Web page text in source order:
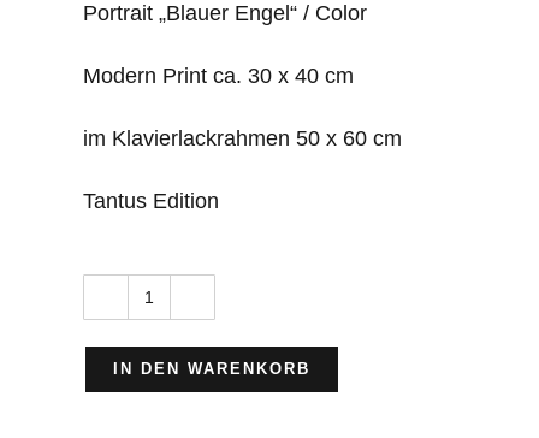
Portrait „Blauer Engel“ / Color
Modern Print ca. 30 x 40 cm
im Klavierlackrahmen 50 x 60 cm
Tantus Edition
Marlene
Dietrich
Menge
IN DEN WARENKORB